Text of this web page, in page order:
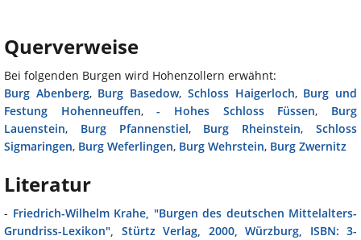
Querverweise
Bei folgenden Burgen wird Hohenzollern erwähnt:
Burg Abenberg, Burg Basedow, Schloss Haigerloch, Burg und
Festung Hohenneuffen,- Hohes Schloss Füssen, Burg
Lauenstein, Burg Pfannenstiel, Burg Rheinstein,Schloss
Sigmaringen, Burg Weferlingen, Burg Wehrstein, Burg Zwernitz
Literatur
- Friedrich-Wilhelm Krahe, "Burgen des deutschen Mittelalters-
Grundriss-Lexikon", Stürtz Verlag, 2000, Würzburg, ISBN: 3-